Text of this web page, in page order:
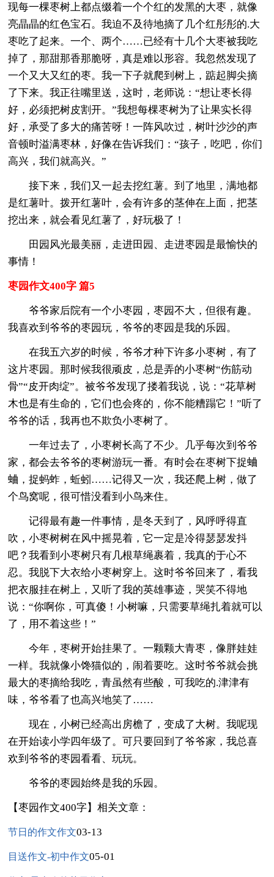
现每一棵枣树上都点缀着一个个红的发黑的大枣，就像
亮晶晶的红色宝石。我迫不及待地摘了几个红彤彤的.大
枣吃了起来。一个、两个……已经有十几个大枣被我吃
掉了，那甜那香那脆呀，真是难以形容。我忽然发现了
一个又大又红的枣。我一下子就爬到树上，踮起脚尖摘
了下来。我正往嘴里送，这时，老师说：“想让枣长得
好，必须把树皮割开。”我想每棵枣树为了让果实长得
好，承受了多大的痛苦呀！一阵风吹过，树叶沙沙的声
音顿时溢满枣林，好像在告诉我们：“孩子，吃吧，你们
高兴，我们就高兴。”
接下来，我们又一起去挖红薯。到了地里，满地都
是红薯叶。拨开红薯叶，会有许多的茎伸在上面，把茎
挖出来，就会看见红薯了，好玩极了！
田园风光最美丽，走进田园、走进枣园是最愉快的
事情！
枣园作文400字 篇5
爷爷家后院有一个小枣园，枣园不大，但很有趣。
我喜欢到爷爷的枣园玩，爷爷的枣园是我的乐园。
在我五六岁的时候，爷爷才种下许多小枣树，有了
这片枣园。那时候我很顽皮，总是弄的小枣树“伤筋动
骨”“皮开肉绽”。被爷爷发现了搂着我说，说：“花草树
木也是有生命的，它们也会疼的，你不能糟蹋它！”听了
爷爷的话，我再也不欺负小枣树了。
一年过去了，小枣树长高了不少。几乎每次到爷爷
家，都会去爷爷的枣树游玩一番。有时会在枣树下捉蛐
蛐，捉蚂蚱，蚯蚓……记得又一次，我还爬上树，做了
个鸟窝呢，很可惜没看到小鸟来住。
记得最有趣一件事情，是冬天到了，风呼呼得直
吹，小枣树树在风中摇晃着，它一定是冷得瑟瑟发抖
吧？我看到小枣树只有几根草绳裹着，我真的于心不
忍。我脱下大衣给小枣树穿上。这时爷爷回来了，看我
把衣服挂在树上，又听了我的英雄事迹，哭笑不得地
说：“你啊你，可真傻！小树嘛，只需要草绳扎着就可以
了，用不着这些！”
今年，枣树开始挂果了。一颗颗大青枣，像胖娃娃
一样。我就像小馋猫似的，闹着要吃。这时爷爷就会挑
最大的枣摘给我吃，青虽然有些酸，可我吃的.津津有
味，爷爷看了也高兴地笑了……
现在，小树已经高出房檐了，变成了大树。我呢现
在开始读小学四年级了。可只要回到了爷爷家，我总喜
欢到爷爷的枣园看看、玩玩。
爷爷的枣园始终是我的乐园。
【枣园作文400字】相关文章：
节日的作文作文03-13
目送作文-初中作文05-01